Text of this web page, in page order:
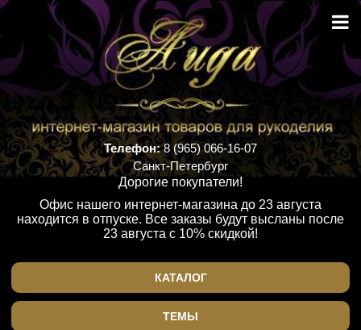
Телефон:8 (965) 066-16-07
Санкт-Петербург
Дорогие покупатели!
Офис нашего интернет-магазина до 23 августа
находится в отпуске. Все заказы будут высланы после
23 августа с 10% скидкой!
КАТАЛОГ
ТЕМЫ